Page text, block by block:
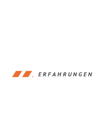
ERFAHRUNGEN